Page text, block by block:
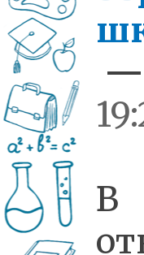
—